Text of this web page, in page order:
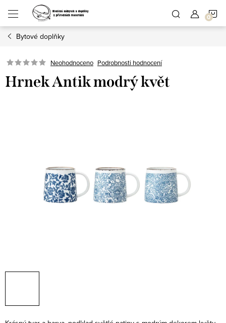
obsah
Bytové doplňky
Neohodnoceno Podrobnosti hodnocení
Hrnek Antik modrý květ